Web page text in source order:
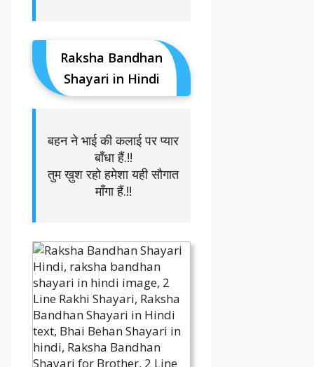
Raksha Bandhan
Shayari in Hindi
बहन ने भाई की कलाई पर प्यार
बाँधा हैं.!!
तुम ख़ुश रहो हमेशा यही सौगात
माँगा हैं.!!